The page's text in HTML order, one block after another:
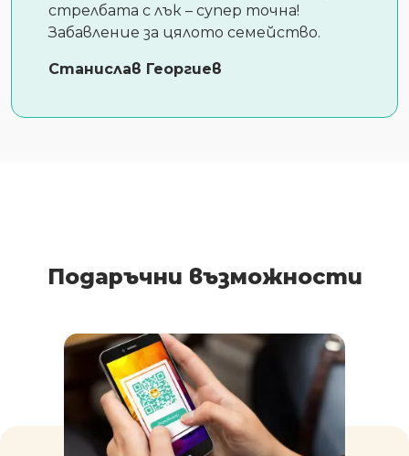
стрелбата с лък – супер точна!
Забавление за цялото семейство.
Станислав Георгиев
Подаръчни възможности